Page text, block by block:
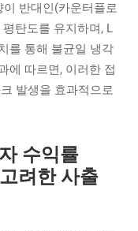
반대인(카운터플로
탄도를 유지하며, L
를 통해 불균일 냉각
에 따르면, 이러한 접
발생을 효과적으로
수익률
려한 사출